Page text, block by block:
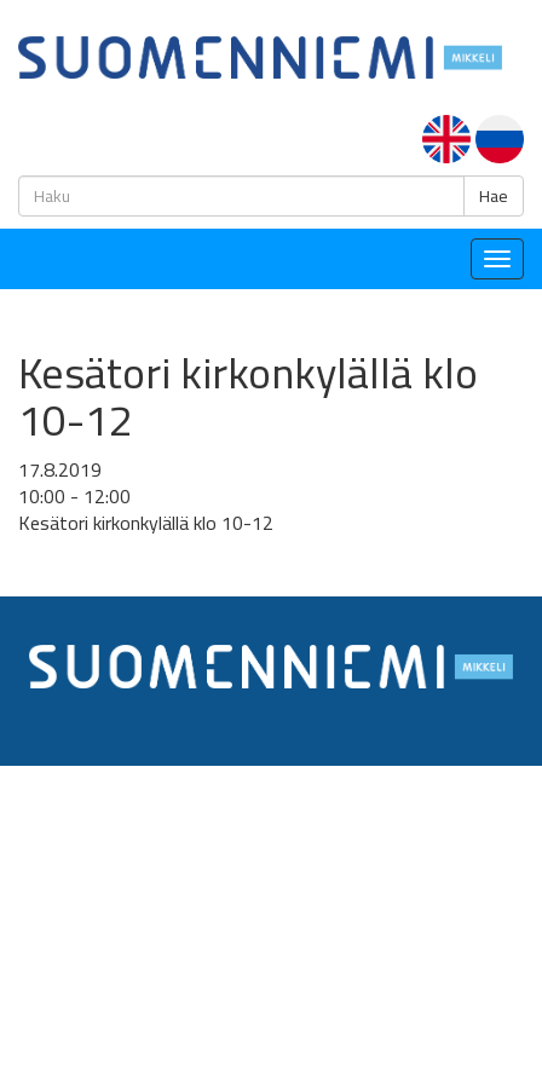
Hae
Kesätori kirkonkylällä klo
10-12
17.8.2019
10:00 - 12:00
Kesätori kirkonkylällä klo 10-12